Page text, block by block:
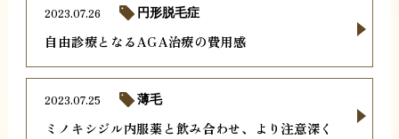
自由診療となるAGA治療の費用感
2023.07.26 円形脱毛症
ミノキシジル内服薬と飲み合わせ、より注意深く
2023.07.25 薄毛